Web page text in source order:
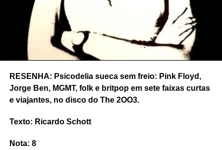
RESENHA: Psicodelia sueca sem freio: Pink Floyd,
Jorge Ben, MGMT, folk e britpop em sete faixas curtas
e viajantes, no disco do The 2OO3.
Texto: Ricardo Schott
Nota: 8